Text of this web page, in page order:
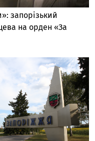
запорізький
на орден «За